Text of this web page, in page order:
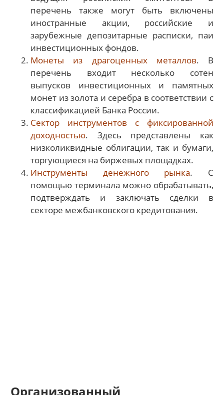
перечень также могут быть включены
иностранные акции, российские и
зарубежные депозитарные расписки, паи
инвестиционных фондов.
Монеты из драгоценных металлов. В
перечень входит несколько сотен
выпусков инвестиционных и памятных
монет из золота и серебра в соответствии с
классификацией Банка России.
Сектор инструментов с фиксированной
доходностью. Здесь представлены как
низколиквидные облигации, так и бумаги,
торгующиеся на биржевых площадках.
Инструменты денежного рынка. С
помощью терминала можно обрабатывать,
подтверждать и заключать сделки в
секторе межбанковского кредитования.
Организованный